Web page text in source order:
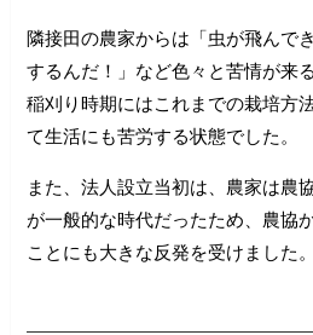
隣接田の農家からは「虫が飛んで
するんだ！」など色々と苦情が来
稲刈り時期にはこれまでの栽培方
て生活にも苦労する状態でした。
また、法人設立当初は、農家は農
が一般的な時代だったため、農協
ことにも大きな反発を受けました。